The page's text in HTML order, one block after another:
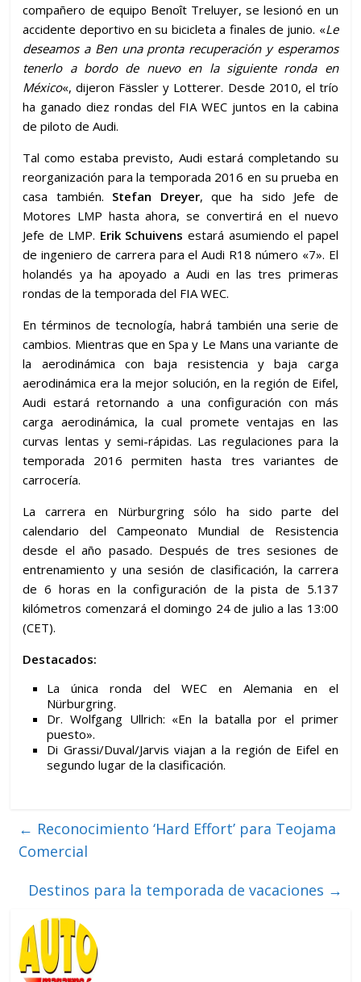
compañero de equipo Benoît Treluyer, se lesionó en un
accidente deportivo en su bicicleta a finales de junio. «Le
deseamos a Ben una pronta recuperación y esperamos
tenerlo a bordo de nuevo en la siguiente ronda en
México«, dijeron Fässler y Lotterer. Desde 2010, el trío
ha ganado diez rondas del FIA WEC juntos en la cabina
de piloto de Audi.
Tal como estaba previsto, Audi estará completando su
reorganización para la temporada 2016 en su prueba en
casa también. Stefan Dreyer, que ha sido Jefe de
Motores LMP hasta ahora, se convertirá en el nuevo
Jefe de LMP. Erik Schuivens estará asumiendo el papel
de ingeniero de carrera para el Audi R18 número «7». El
holandés ya ha apoyado a Audi en las tres primeras
rondas de la temporada del FIA WEC.
En términos de tecnología, habrá también una serie de
cambios. Mientras que en Spa y Le Mans una variante de
la aerodinámica con baja resistencia y baja carga
aerodinámica era la mejor solución, en la región de Eifel,
Audi estará retornando a una configuración con más
carga aerodinámica, la cual promete ventajas en las
curvas lentas y semi-rápidas. Las regulaciones para la
temporada 2016 permiten hasta tres variantes de
carrocería.
La carrera en Nürburgring sólo ha sido parte del
calendario del Campeonato Mundial de Resistencia
desde el año pasado. Después de tres sesiones de
entrenamiento y una sesión de clasificación, la carrera
de 6 horas en la configuración de la pista de 5.137
kilómetros comenzará el domingo 24 de julio a las 13:00
(CET).
Destacados:
La única ronda del WEC en Alemania en el
Nürburgring.
Dr. Wolfgang Ullrich: «En la batalla por el primer
puesto».
Di Grassi/Duval/Jarvis viajan a la región de Eifel en
segundo lugar de la clasificación.
← Reconocimiento ‘Hard Effort’ para Teojama
Comercial
Destinos para la temporada de vacaciones →